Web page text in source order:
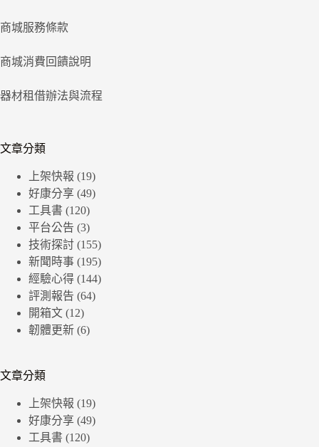
商城服務條款
商城消費回饋說明
器材租借辦法與流程
文章分類
上架快報 (19)
好康分享 (49)
工具書 (120)
平台公告 (3)
技術探討 (155)
新聞時事 (195)
經驗心得 (144)
評測報告 (64)
開箱文 (12)
韌體更新 (6)
文章分類
上架快報 (19)
好康分享 (49)
工具書 (120)